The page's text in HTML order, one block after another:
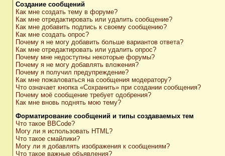
Создание сообщений
Как мне создать тему в форуме?
Как мне отредактировать или удалить сообщение?
Как мне добавить подпись к своему сообщению?
Как мне создать опрос?
Почему я не могу добавить больше вариантов ответа?
Как мне отредактировать или удалить опрос?
Почему мне недоступны некоторые форумы?
Почему я не могу добавлять вложения?
Почему я получил предупреждение?
Как мне пожаловаться на сообщения модератору?
Что означает кнопка «Сохранить» при создании сообщения?
Почему моё сообщение требует одобрения?
Как мне вновь поднять мою тему?
Форматирование сообщений и типы создаваемых тем
Что такое BBCode?
Могу ли я использовать HTML?
Что такое смайлики?
Могу ли я добавлять изображения к сообщениям?
Что такое важные объявления?